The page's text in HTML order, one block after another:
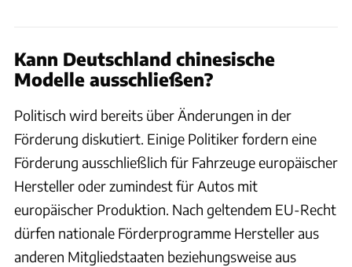
Kann Deutschland chinesische
Modelle ausschließen?
Politisch wird bereits über Änderungen in der
Förderung diskutiert. Einige Politiker fordern eine
Förderung ausschließlich für Fahrzeuge europäischer
Hersteller oder zumindest für Autos mit
europäischer Produktion. Nach geltendem EU-Recht
dürfen nationale Förderprogramme Hersteller aus
anderen Mitgliedstaaten beziehungsweise aus